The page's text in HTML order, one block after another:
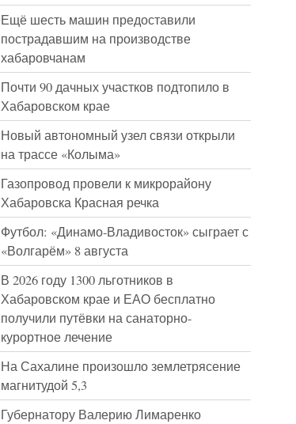
Ещё шесть машин предоставили
пострадавшим на производстве
хабаровчанам
Почти 90 дачных участков подтопило в
Хабаровском крае
Новый автономный узел связи открыли
на трассе «Колыма»
Газопровод провели к микрорайону
Хабаровска Красная речка
Футбол: «Динамо-Владивосток» сыграет с
«Волгарём» 8 августа
В 2026 году 1300 льготников в
Хабаровском крае и ЕАО бесплатно
получили путёвки на санаторно-
курортное лечение
На Сахалине произошло землетрясение
магнитудой 5,3
Губернатору Валерию Лимаренко